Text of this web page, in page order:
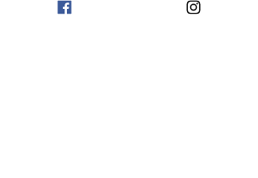
16:00 SURF INICIACIÓN